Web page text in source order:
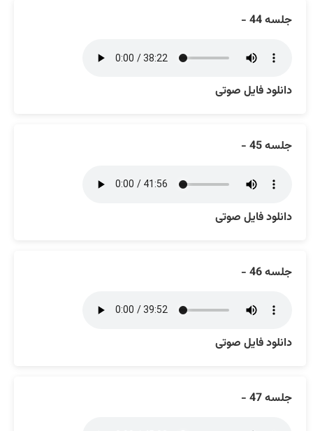
جلسه 44 -
دانلود فایل صوتی
جلسه 45 -
دانلود فایل صوتی
جلسه 46 -
دانلود فایل صوتی
جلسه 47 -